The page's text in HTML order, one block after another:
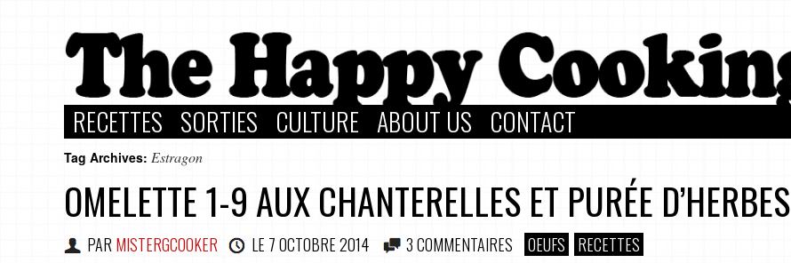
RECETTES SORTIES CULTURE ABOUT US CONTACT
Tag Archives: Estragon
OMELETTE 1-9 AUX CHANTERELLES ET PURÉE D’HERBES
PAR MISTERGCOOKER LE 7 OCTOBRE 2014 3 COMMENTAIRES OEUFS RECETTES